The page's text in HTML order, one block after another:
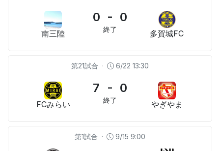
南三陸
0 - 0
終了 多賀城FC
第21試合 · 6/22 13:30
FCみらい
7 - 0
終了 やぎやま
第1試合 · 9/15 9:00